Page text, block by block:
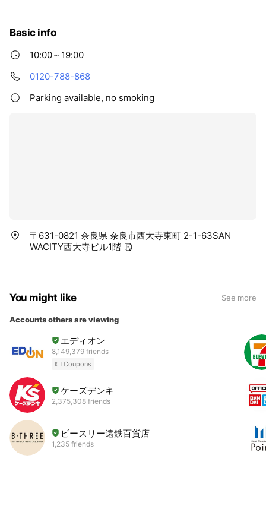
Basic info
10:00～19:00
0120-788-868
Parking available, no smoking
〒631-0821 奈良県 奈良市西大寺東町 2-1-63SAN
WACITY西大寺ビル1階
You might like See more
Accounts others are viewing
エディオン
8,149,379 friends
Coupons
ケーズデンキ
2,375,308 friends
ビースリー遠鉄百貨店
1,235 friends